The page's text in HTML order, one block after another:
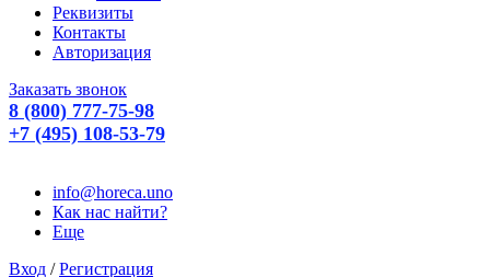
Реквизиты
Контакты
Авторизация
Заказать звонок
8 (800) 777-75-98
+7 (495) 108-53-79
info@horeca.uno
Как нас найти?
Еще
Вход / Регистрация